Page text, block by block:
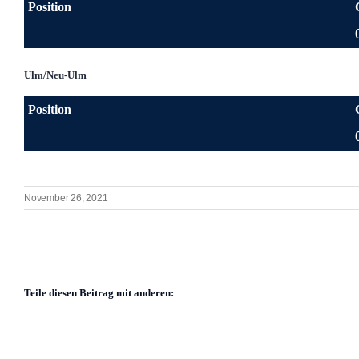
Position
Ulm/Neu-Ulm
Position
November 26, 2021
Teile diesen Beitrag mit anderen: